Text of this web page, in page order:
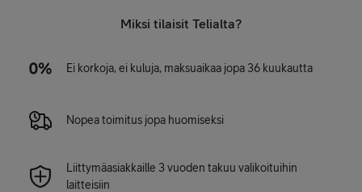
Miksi tilaisit Telialta?
Ei korkoja, ei kuluja, maksuaikaa jopa 36 kuukautta
Nopea toimitus jopa huomiseksi
Liittymäasiakkaille 3 vuoden takuu valikoituihin
laitteisiin